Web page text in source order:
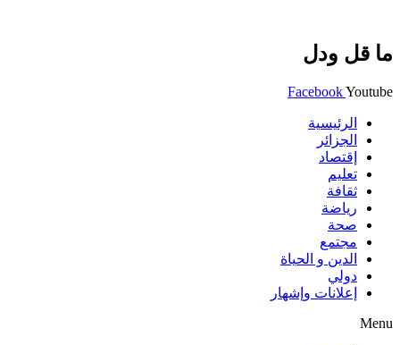
ما قل ودل
FacebookYoutube
الرئيسية
الجزائر
إقتصاد
تعليم
ثقافة
رياضة
صحة
مجتمع
الدين و الحياة
دولي
إعلانات وإشهار
Menu